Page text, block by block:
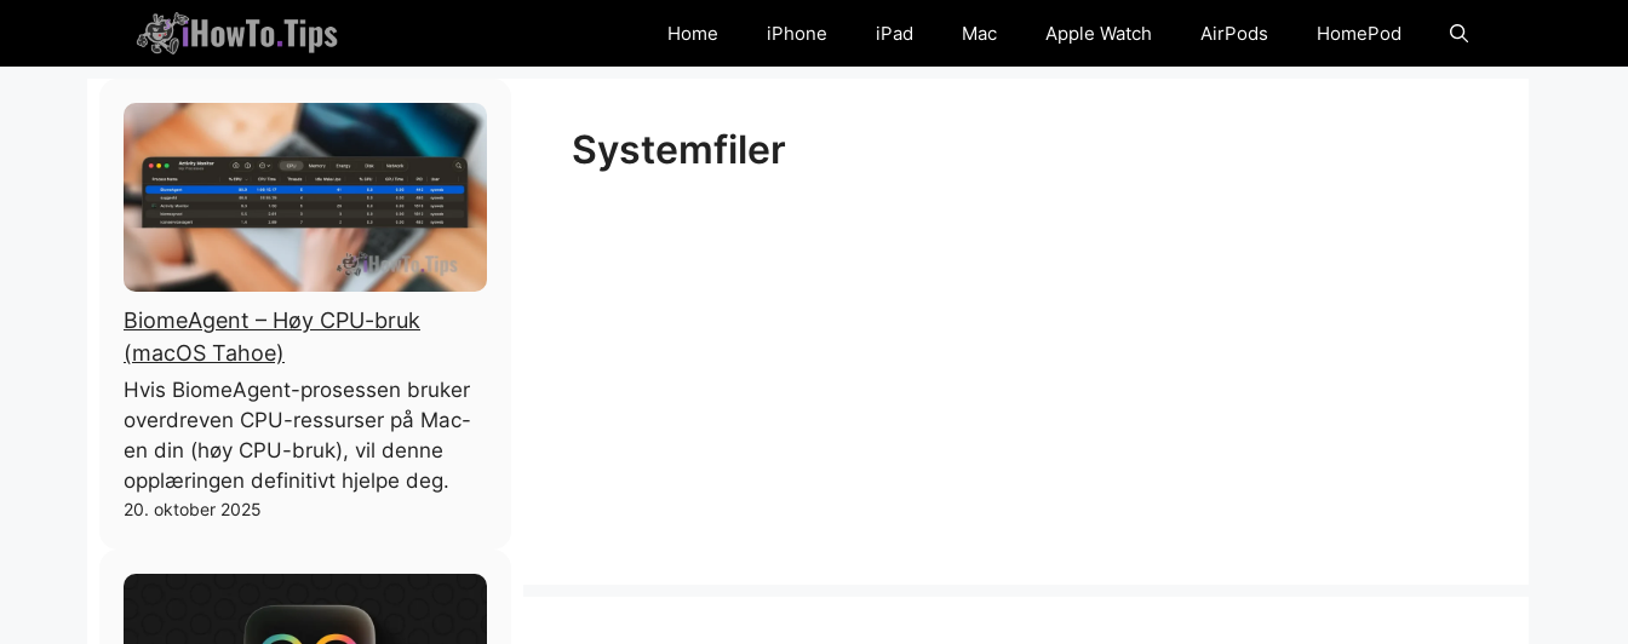
innhold
Home iPhone iPad Mac Apple Watch AirPods HomePod
Systemfiler
BiomeAgent – ​​Høy CPU-bruk
(macOS Tahoe)
Hvis BiomeAgent-prosessen bruker
overdreven CPU-ressurser på Mac-
en din (høy CPU-bruk), vil denne
opplæringen definitivt hjelpe deg.
20. oktober 2025